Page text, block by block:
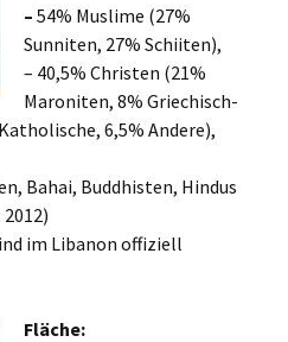
– 54% Muslime (27%
Sunniten, 27% Schiiten),
– 40,5% Christen (21%
Maroniten, 8% Griechisch-
6,5% Andere),
Bahai, Buddhisten, Hindus
im Libanon offiziell
Fläche: